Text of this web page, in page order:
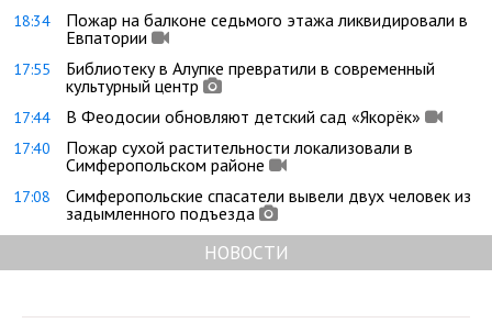
18:34
Пожар на балконе седьмого этажа ликвидировали в
Евпатории
17:55
Библиотеку в Алупке превратили в современный
культурный центр
17:44 В Феодосии обновляют детский сад «Якорёк»
17:40
Пожар сухой растительности локализовали в
Симферопольском районе
17:08
Симферопольские спасатели вывели двух человек из
задымленного подъезда
НОВОСТИ